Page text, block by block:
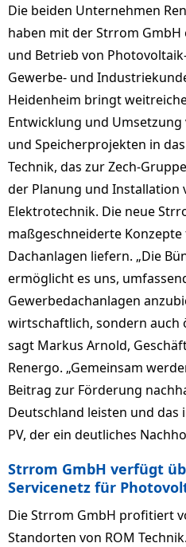
Die beiden Unternehmen
haben mit der Strrom GmbH
und Betrieb von
Gewerbe- und
Heidenheim bringt
Entwicklung und
und Speicherprojekten in
Technik, das zur Zech-
der Planung und Installation
Elektrotechnik. Die neue
maßgeschneiderte
Dachanlagen liefern. „Die
ermöglicht es uns,
Gewerbedachanlagen
wirtschaftlich, sondern auch
sagt Markus Arnold,
Renergo. „Gemeinsam
Beitrag zur Förderung
Deutschland leisten und das
PV, der ein deutliches
Strrom GmbH verfügt
Servicenetz für
Die Strrom GmbH profitiert
Standorten von ROM